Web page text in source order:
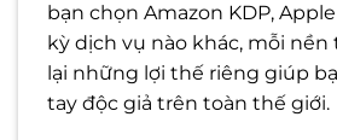
bạn chọn Amazon KDP,
kỳ dịch vụ nào khác, mỗi
lại những lợi thế riêng giúp
tay độc giả trên toàn thế giới.